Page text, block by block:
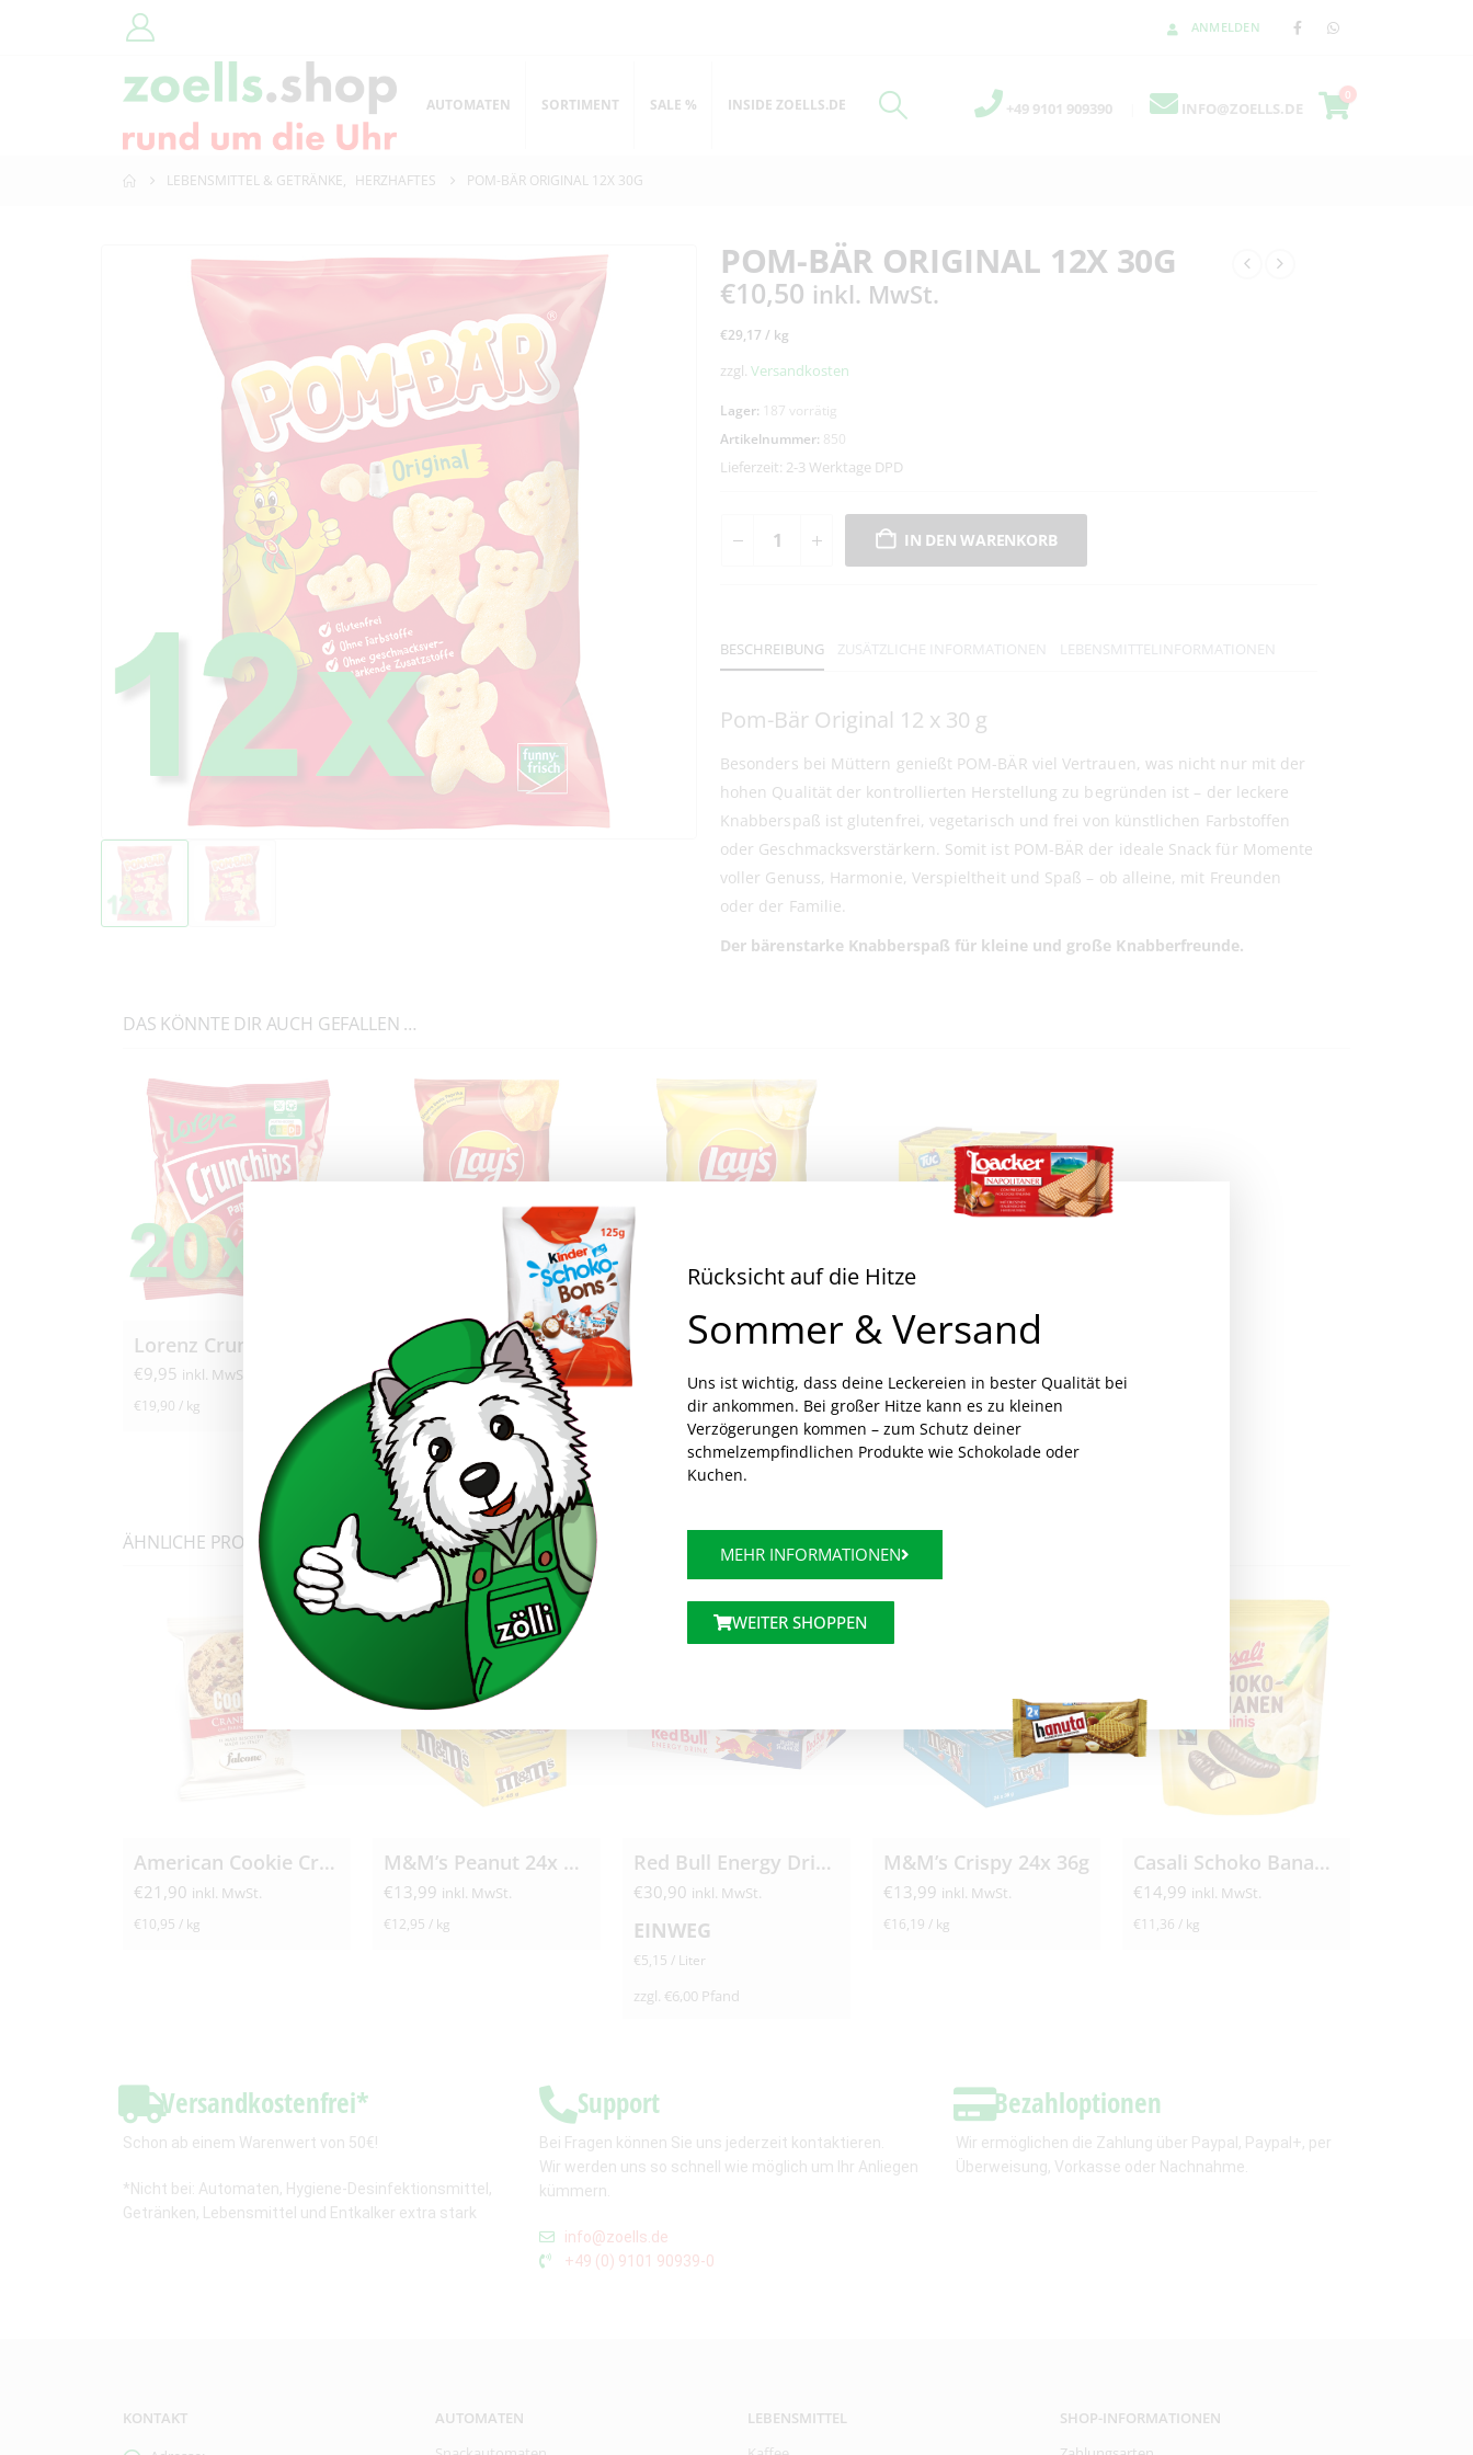
ANMELDEN
AUTOMATEN SORTIMENT SALE % INSIDE ZOELLS.DE +49 9101 909390 INFO@ZOELLS.DE
0
LEBENSMITTEL & GETRÄNKE, HERZHAFTES POM-BÄR ORIGINAL 12X 30G
POM-BÄR ORIGINAL 12X 30G
€10,50 inkl. MwSt.
€29,17 / kg
zzgl. Versandkosten
Lager: 187 vorrätig
Artikelnummer: 850
Lieferzeit: 2-3 Werktage DPD
IN DEN WARENKORB
BESCHREIBUNG ZUSÄTZLICHE INFORMATIONEN LEBENSMITTELINFORMATIONEN
Pom-Bär Original 12 x 30 g
Besonders bei Müttern genießt POM-BÄR viel Vertrauen, was nicht nur mit der
hohen Qualität der kontrollierten Herstellung zu begründen ist – der leckere
Knabberspaß ist glutenfrei, vegetarisch und frei von künstlichen Farbstoffen
oder Geschmacksverstärkern. Somit ist POM-BÄR der ideale Snack für Momente
voller Genuss, Harmonie, Verspieltheit und Spaß – ob alleine, mit Freunden
oder der Familie.
Der bärenstarke Knabberspaß für kleine und große Knabberfreunde.
DAS KÖNNTE DIR AUCH GEFALLEN …
€9,95 inkl. MwSt.
€ 19,90 / kg
Lay’s Red Paprika 20x 35g
€12,50 inkl. MwSt.
€17,86
Lay’s Gesalzen 20x 35g
inkl. MwSt.
kg
€ 23,99 inkl. MwSt.
€10,00 /kg
ÄHNLICHE PRODUKTE
American Cookie Cranberry 40x 50g
€21,90 inkl. MwSt.
€ 10,95 / kg
M&M’s Peanut 24x 45g
€13,99 inkl. MwSt.
€ 12,95 / kg
Red Bull Energy Drink 24x 250ml
€30,90 inkl. MwSt.
EINWEG
€5,15 / Liter
zzgl. €6,00 Pfand
M&M’s Crispy 24x 36g
€13,99 inkl. MwSt.
€ 16,19 / kg
Casali Schoko Bananen Minis 12x 110g
€14,99 inkl. MwSt.
€ 11,36 / kg
Versandkostenfrei*
Schon ab einem Warenwert von 50€!
*Nicht bei: Automaten, Hygiene-Desinfektionsmittel,
Getränken, Lebensmittel und Entkalker extra stark
Support
Bei Fragen können Sie uns jederzeit kontaktieren.
Wir werden uns so schnell wie möglich um Ihr Anliegen
kümmern.
info@zoells.de
+49 (0) 9101 90939-0
Bezahloptionen
Wir ermöglichen die Zahlung über Paypal, Paypal+, per
Überweisung, Vorkasse oder Nachnahme.
KONTAKT
AUTOMATEN
LEBENSMITTEL
SHOP-INFORMATIONEN
Rücksicht auf die Hitze
Sommer & Versand
Uns ist wichtig, dass deine Leckereien in bester Qualität bei
dir ankommen. Bei großer Hitze kann es zu kleinen
Verzögerungen kommen – zum Schutz deiner
schmelzempfindlichen Produkte wie Schokolade oder
Kuchen.
MEHR INFORMATIONEN
WEITER SHOPPEN